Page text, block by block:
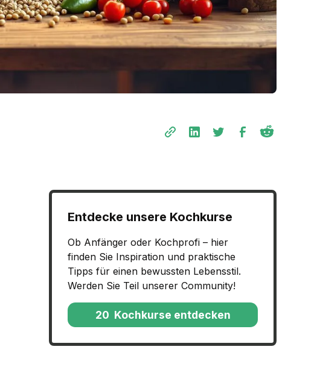
Entdecke unsere Kochkurse
Ob Anfänger oder Kochprofi – hier
finden Sie Inspiration und praktische
Tipps für einen bewussten Lebensstil.
Werden Sie Teil unserer Community!
20 Kochkurse entdecken